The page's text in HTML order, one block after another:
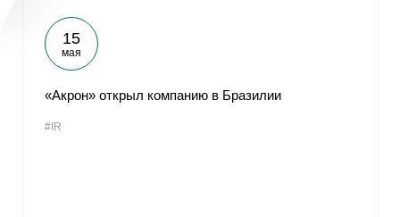
15
мая
«Акрон» открыл компанию в Бразилии
#IR